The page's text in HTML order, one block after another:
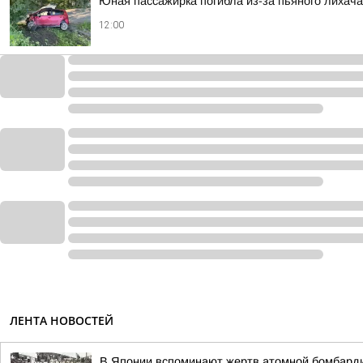
12:00
ЛЕНТА НОВОСТЕЙ